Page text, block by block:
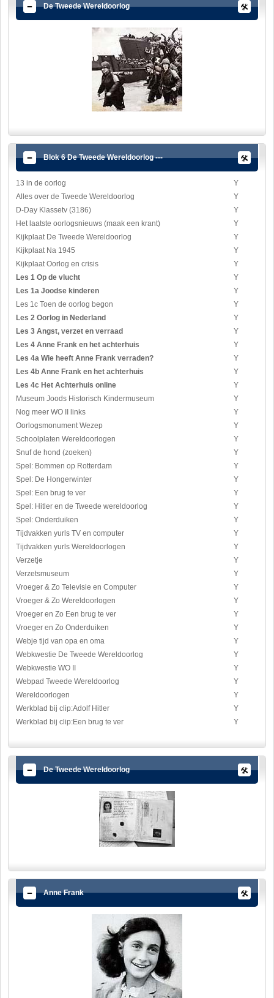
De Tweede Wereldoorlog
Blok 6 De Tweede Wereldoorlog ---
13 in de oorlog
Y
Alles over de Tweede Wereldoorlog
Y
D-Day Klassetv (3186)
Y
Het laatste oorlogsnieuws (maak een krant)
Y
Kijkplaat De Tweede Wereldoorlog
Y
Kijkplaat Na 1945
Y
Kijkplaat Oorlog en crisis
Y
Les 1 Op de vlucht
Y
Les 1a Joodse kinderen
Y
Les 1c Toen de oorlog begon
Y
Les 2 Oorlog in Nederland
Y
Les 3 Angst, verzet en verraad
Y
Les 4 Anne Frank en het achterhuis
Y
Les 4a Wie heeft Anne Frank verraden?
Y
Les 4b Anne Frank en het achterhuis
Y
Les 4c Het Achterhuis online
Y
Museum Joods Historisch Kindermuseum
Y
Nog meer WO II links
Y
Oorlogsmonument Wezep
Y
Schoolplaten Wereldoorlogen
Y
Snuf de hond (zoeken)
Y
Spel: Bommen op Rotterdam
Y
Spel: De Hongerwinter
Y
Spel: Een brug te ver
Y
Spel: Hitler en de Tweede wereldoorlog
Y
Spel: Onderduiken
Y
Tijdvakken yurls TV en computer
Y
Tijdvakken yurls Wereldoorlogen
Y
Verzetje
Y
Verzetsmuseum
Y
Vroeger & Zo Televisie en Computer
Y
Vroeger & Zo Wereldoorlogen
Y
Vroeger en Zo Een brug te ver
Y
Vroeger en Zo Onderduiken
Y
Webje tijd van opa en oma
Y
Webkwestie De Tweede Wereldoorlog
Y
Webkwestie WO II
Y
Webpad Tweede Wereldoorlog
Y
Wereldoorlogen
Y
Werkblad bij clip:Adolf Hitler
Y
Werkblad bij clip:Een brug te ver
Y
De Tweede Wereldoorlog
Anne Frank